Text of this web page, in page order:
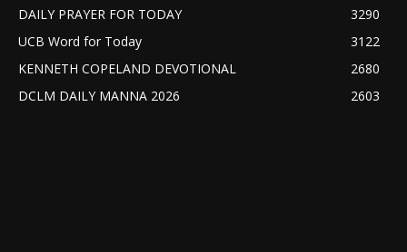
DAILY PRAYER FOR TODAY
3290
UCB Word for Today
3122
KENNETH COPELAND DEVOTIONAL
2680
DCLM DAILY MANNA 2026
2603